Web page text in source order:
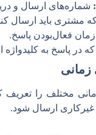
شماره‌های ارسال و
مشتری باید ارسال کند
زمان فعال‌بودن پاسخ.
که در پاسخ به
مختلف را تعریف
ارسال شود.